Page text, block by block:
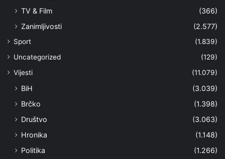
TV & Film
(366)
Zanimljivosti
(2.577)
Sport
(1.839)
Uncategorized
(129)
Vijesti
(11.079)
BiH
(3.039)
Brčko
(1.398)
Društvo
(3.063)
Hronika
(1.148)
Politika
(1.266)